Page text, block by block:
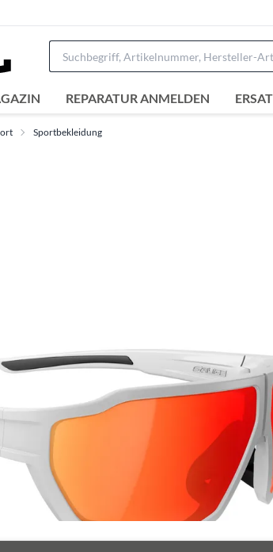
REPARATUR ANMELDEN
Sportbekleidung